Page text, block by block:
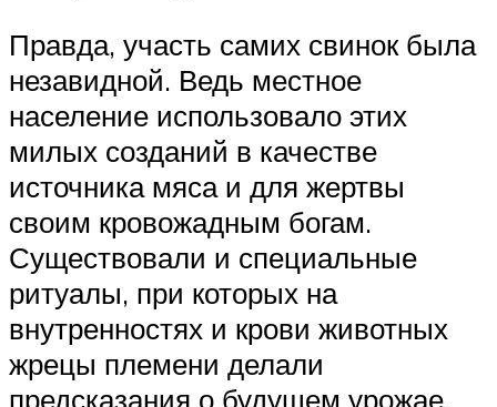
Правда, участь самих свинок была
незавидной. Ведь местное
население использовало этих
милых созданий в качестве
источника мяса и для жертвы
своим кровожадным богам.
Существовали и специальные
ритуалы, при которых на
внутренностях и крови животных
жрецы племени делали
предсказания о будущем урожае.